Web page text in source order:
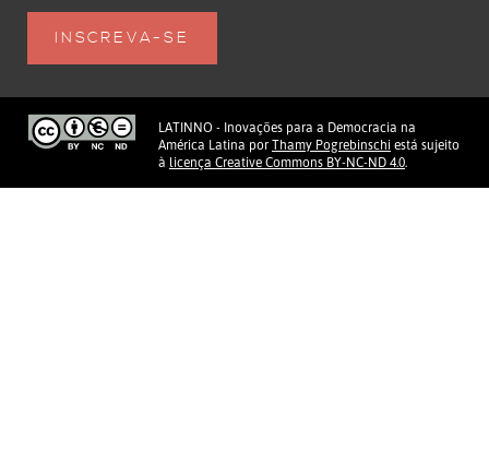
LATINNO - Inovações para a Democracia na
América Latina por Thamy Pogrebinschi está sujeito
à licença Creative Commons BY-NC-ND 4.0.